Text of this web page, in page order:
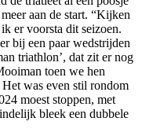
aan de start. “Kijken
er voorsta dit seizoen.
bij een paar wedstrijden
triathlon’, dat zit er nog
toen we hen
Het was even stil rondom
moest stoppen, met
bleek een dubbele